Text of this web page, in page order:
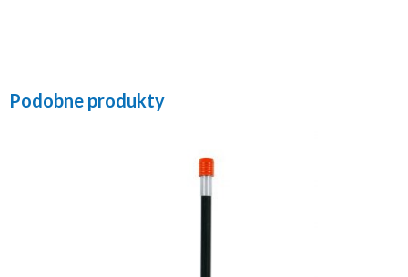
Podobne produkty